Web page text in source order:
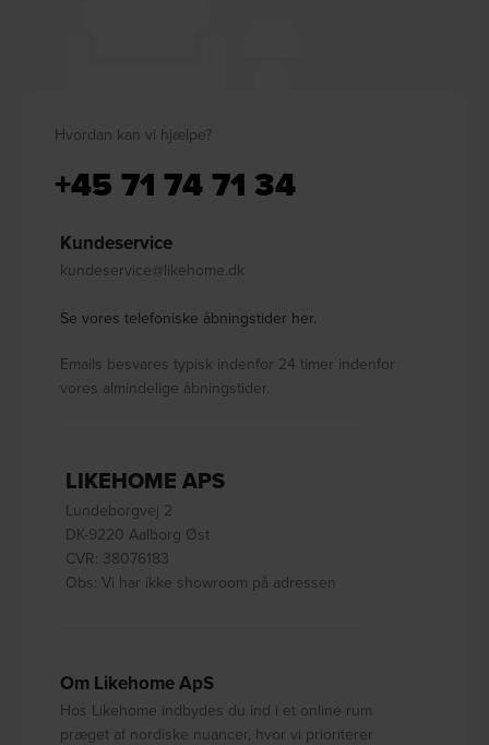
Hvordan kan vi hjælpe?
+45 71 74 71 34
Kundeservice
kundeservice@likehome.dk
Se vores telefoniske åbningstider her.
Emails besvares typisk indenfor 24 timer indenfor
vores almindelige åbningstider.
LIKEHOME APS
Lundeborgvej 2
DK-9220 Aalborg Øst
CVR: 38076183
Obs: Vi har ikke showroom på adressen
Om Likehome ApS
Hos Likehome indbydes du ind i et online rum
præget af nordiske nuancer, hvor vi prioriterer